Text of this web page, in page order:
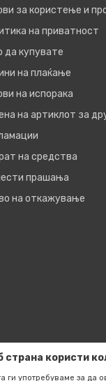
за користење и
на приватност
да купувате
на плаќање
на испорака
на артиклот за
на средства
прашања
на откажување
страна користи
ги употребуваме за да